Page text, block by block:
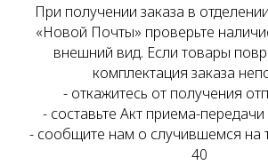
При получении заказа в
«Новой Почты» проверьте
внешний вид. Если товары
комплектация заказа
- откажитесь от получения
- составьте Акт приема-
- сообщите нам о случившемся на
40